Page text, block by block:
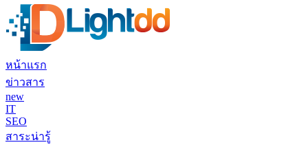
หน้าแรก
ข่าวสาร
new
IT
SEO
สาระน่ารู้